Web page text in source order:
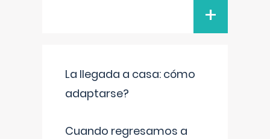
+
La llegada a casa: cómo
adaptarse?
Cuando regresamos a